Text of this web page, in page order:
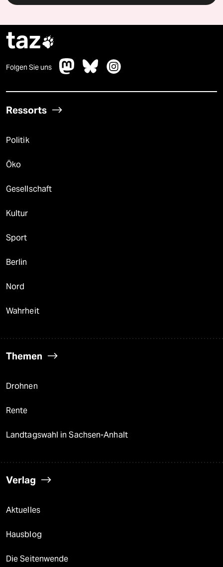
taz
Folgen Sie uns
Ressorts
Politik
Öko
Gesellschaft
Kultur
Sport
Berlin
Nord
Wahrheit
Themen
Drohnen
Rente
Landtagswahl in Sachsen-Anhalt
Verlag
Aktuelles
Hausblog
Die Seitenwende